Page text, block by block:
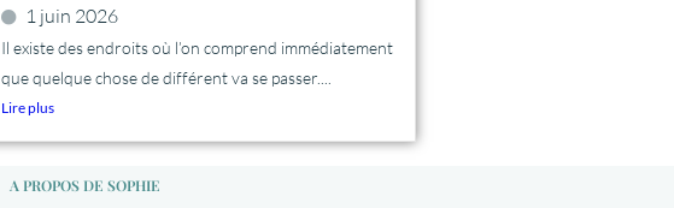
1 juin 2026
Il existe des endroits où l’on comprend immédiatement
que quelque chose de différent va se passer....
Lire plus
A PROPOS DE SOPHIE